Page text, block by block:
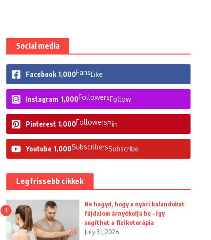
Social media
Facebook 1,000FansLike
Instagram 1,000FollowersFollow
Pinterest 1,000FollowersPin
Youtube 1,000SubscribersSubscribe
Legfrissebb cikkek
1
Ne hagyd, hogy a nyári kalandokat
fájdalom árnyékolja be – Így
segíthet a fizikoterápia
July 31, 2026